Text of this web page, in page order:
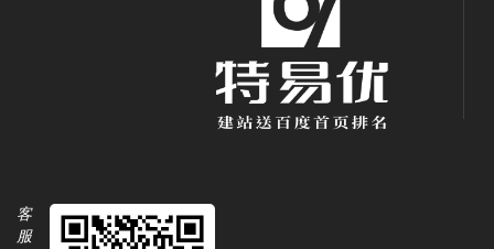
客
服